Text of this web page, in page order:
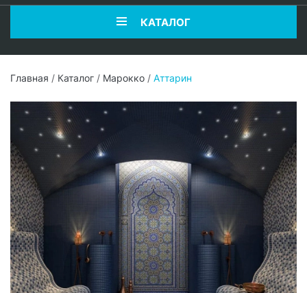
КАТАЛОГ
Главная / Каталог / Марокко / Аттарин